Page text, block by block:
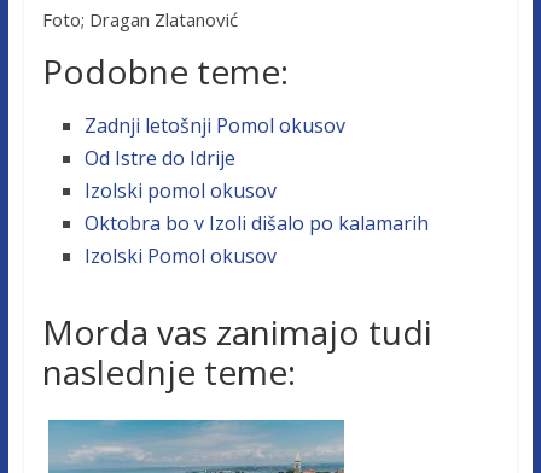
Foto; Dragan Zlatanović
Podobne teme:
Zadnji letošnji Pomol okusov
Od Istre do Idrije
Izolski pomol okusov
Oktobra bo v Izoli dišalo po kalamarih
Izolski Pomol okusov
Morda vas zanimajo tudi
naslednje teme: